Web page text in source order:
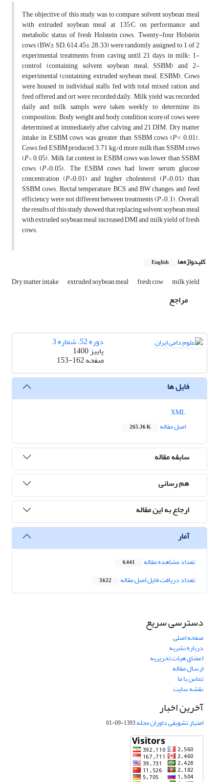
The objective of this study was to compare solvent soybean meal
with extruded soybean meal at 135°C on performance and
metabolic status of fresh Holstein cows. Twenty-four Holstein
cows (BW± SD; 614.45± 28.33) were randomly assigned to 1 of 2
experimental treatments from caving until 21 days in milk: 1-
control (containing solvent soybean meal; SSBM) and 2-
experimental (containing extruded soybean meal; ESBM). Cows
were housed in individual stalls, fed with total mixed ration, and
feed offered and ort were recorded daily. Milk yield was recorded
daily and milk sampls were taken weekly to determine its
composition. Body weight and body condition score of cows were
determined at immediately after calving and 21 DIM. Dry matter
intake in ESBM cows was greater than SSBM cows (P˂ 0.01).
Cows fed ESBM produced 3.71 kg/d more milk than SSBM cows
(P< 0.05). Milk fat content in ESBM cows was lower than SSBM
cows (P<0.05). The ESBM cows had lower serum glucose
concentration (P<0.01) and higher cholesterol (P<0.01) than
SSBM cows. Rectal temperature, BCS and BW changes, and feed
efficiency were not different between treatments (P>0.1). Overall,
the results of this study showed that replacing solvent soybean meal
with extruded soybean meal increased DMI and milk yield of fresh
cows.
کلیدواژه‌ها English
Dry matter intake extruded soybean meal fresh cow milk yield‎
مراجع
دوره 52، شماره 3
پاییز 1400
صفحه153-162
فایل ها
اصل مقاله
265.36 K
سابقه مقاله
هم رسانی
ارجاع به این مقاله
آمار
تعداد مشاهده مقاله 6,441
تعداد دریافت فایل اصل مقاله 3,622
دسترسی سریع
صفحه اصلی
درباره نشریه
اعضای هیات تحریریه
ارسال مقاله
تماس با ما
نقشه سایت
آخرین اخبار
امتیاز تشویقی داوران مجله1393-09-01